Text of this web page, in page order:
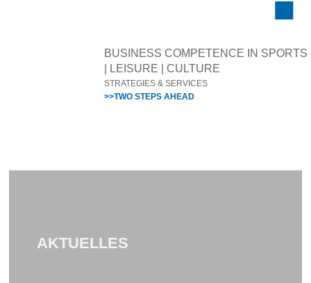
BUSINESS COMPETENCE IN SPORTS
| LEISURE | CULTURE
STRATEGIES & SERVICES
>>TWO STEPS AHEAD
AKTUELLES